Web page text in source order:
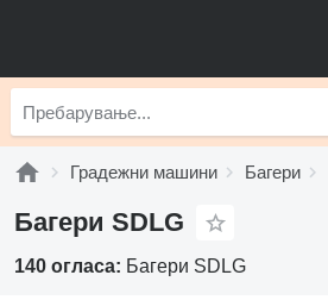
Градежни машини Багери
Багери SDLG
140 огласа: Багери SDLG